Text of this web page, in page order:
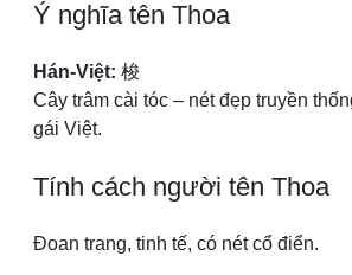
Ý nghĩa tên Thoa
Hán-Việt: 梭
Cây trâm cài tóc – nét đẹp truyền
gái Việt.
Tính cách người tên Thoa
Đoan trang, tinh tế, có nét cổ điển.